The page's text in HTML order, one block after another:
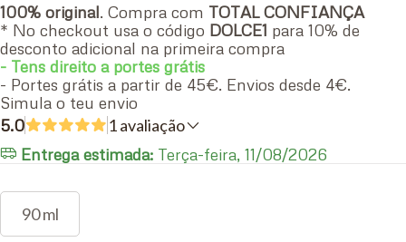
100% original. Compra com TOTAL CONFIANÇA
* No checkout usa o código DOLCE1 para 10% de
desconto adicional na primeira compra
- Tens direito a portes grátis
- Portes grátis a partir de 45€. Envios desde 4€.
Simula o teu envio
5.0
1 avaliação
Entrega estimada: Terça-feira, 11/08/2026
90 ml